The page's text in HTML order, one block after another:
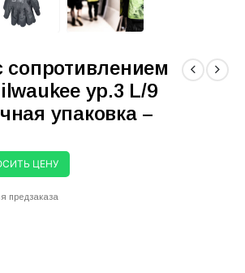
сопротивлением
ур.3 L/9
упаковка –
ЦЕНУ
предзаказа